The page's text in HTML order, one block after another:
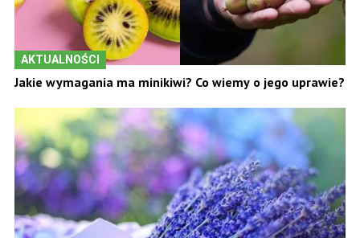
AKTUALNOŚCI
Jakie wymagania ma minikiwi? Co wiemy o jego uprawie?